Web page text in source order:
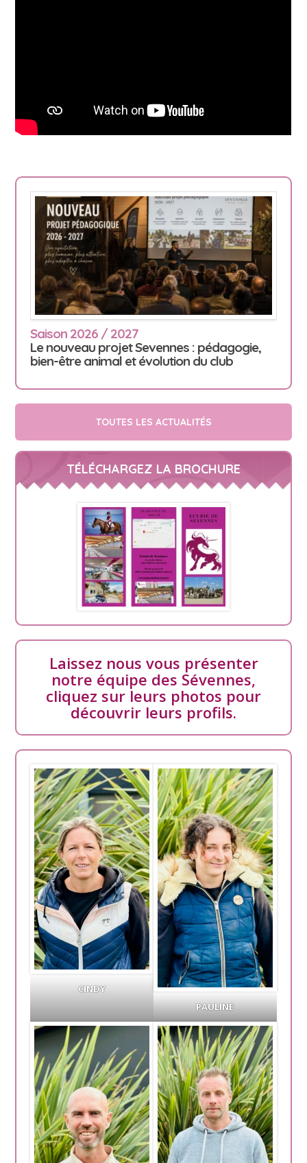
Saison 2026 / 2027
Le nouveau projet Sevennes : pédagogie,
bien-être animal et évolution du club
TOUTES LES ACTUALITÉS
TÉLÉCHARGEZ LA BROCHURE
Laissez nous vous présenter
notre équipe des Sévennes,
cliquez sur leurs photos pour
découvrir leurs profils.
CINDY
PAULINE